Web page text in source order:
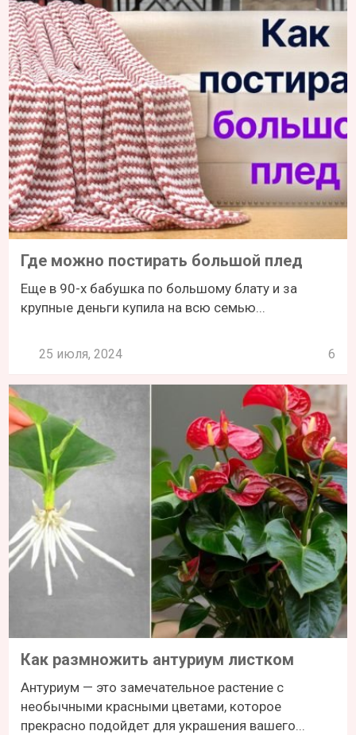
Где можно постирать большой плед
Еще в 90-х бабушка по большому блату и за
крупные деньги купила на всю семью...
25 июля, 2024 6
Как размножить антуриум листком
Антуриум — это замечательное растение с
необычными красными цветами, которое
прекрасно подойдет для украшения вашего...